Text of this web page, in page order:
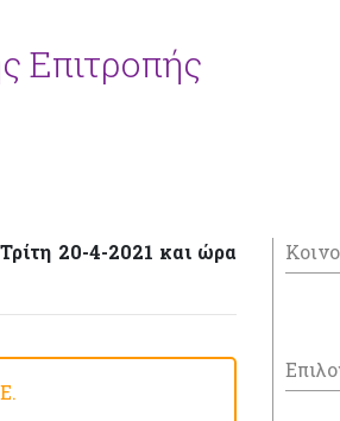
Επιτροπής
Τρίτη 20-4-2021 και ώρα